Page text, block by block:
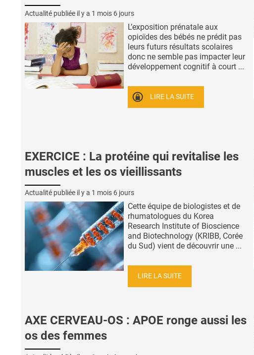
Actualité publiée il y a 1 mois 6 jours
L’exposition prénatale aux
opioïdes des bébés ne prédit pas
leurs futurs résultats scolaires
donc ne semble pas impacter leur
développement cognitif à court ...
LIRE LA SUITE
EXERCICE : La protéine qui revitalise les
muscles et les os vieillissants
Actualité publiée il y a 1 mois 6 jours
Cette équipe de biologistes et de
rhumatologues du Korea
Research Institute of Bioscience
and Biotechnology (KRIBB, Corée
du Sud) vient de découvrir une ...
LIRE LA SUITE
AXE CERVEAU-OS : APOE ronge aussi les
os des femmes